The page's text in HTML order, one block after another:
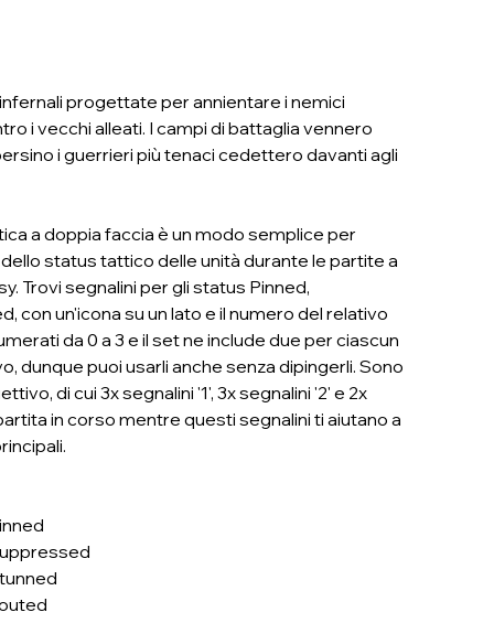
progettate per annientare i nemici
i vecchi alleati. I campi di battaglia vennero
i guerrieri più tenaci cedettero davanti agli
a doppia faccia è un modo semplice per
status tattico delle unità durante le partite a
Trovi segnalini per gli status Pinned,
con un'icona su un lato e il numero del relativo
da 0 a 3 e il set ne include due per ciascun
dunque puoi usarli anche senza dipingerli. Sono
di cui 3x segnalini '1', 3x segnalini '2' e 2x
in corso mentre questi segnalini ti aiutano a